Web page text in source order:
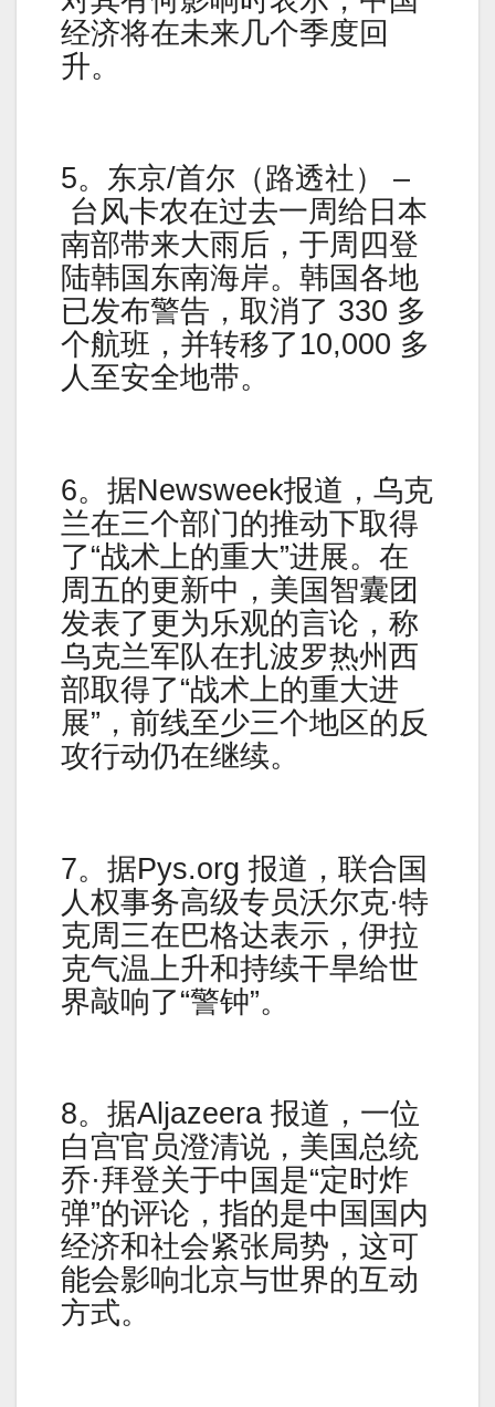
经济将在未来几个季度回
升。
5。东京/首尔（路透社） –
台风卡农在过去一周给日本
南部带来大雨后，于周四登
陆韩国东南海岸。韩国各地
已发布警告，取消了 330 多
个航班，并转移了10,000 多
人至安全地带。
6。据Newsweek报道，乌克
兰在三个部门的推动下取得
了“战术上的重大”进展。在
周五的更新中，美国智囊团
发表了更为乐观的言论，称
乌克兰军队在扎波罗热州西
部取得了“战术上的重大进
展”，前线至少三个地区的反
攻行动仍在继续。
7。据Pys.org 报道，联合国
人权事务高级专员沃尔克·特
克周三在巴格达表示，伊拉
克气温上升和持续干旱给世
界敲响了“警钟”。
8。据Aljazeera 报道，一位
白宫官员澄清说，美国总统
乔·拜登关于中国是“定时炸
弹”的评论，指的是中国国内
经济和社会紧张局势，这可
能会影响北京与世界的互动
方式。